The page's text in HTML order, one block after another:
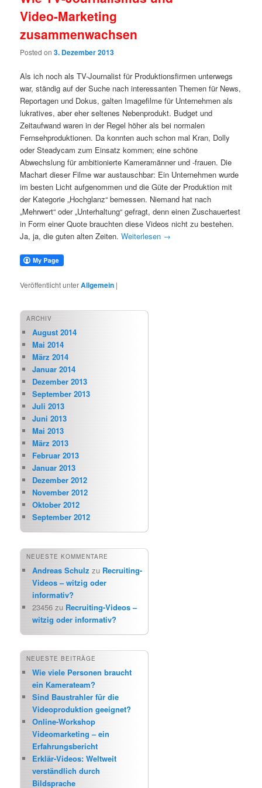
Video-Marketing
zusammenwachsen
Posted on3. Dezember 2013
Als ich noch als TV-Journalist für Produktionsfirmen unterwegs
war, ständig auf der Suche nach interessanten Themen für News,
Reportagen und Dokus, galten Imagefilme für Unternehmen als
lukratives, aber eher seltenes Nebenprodukt. Budget und
Zeitaufwand waren in der Regel höher als bei normalen
Fernsehproduktionen. Da konnten auch schon mal Kran, Dolly
oder Steadycam zum Einsatz kommen; eine schöne
Abwechslung für ambitionierte Kameramänner und -frauen. Die
Machart dieser Filme war austauschbar: Ein Unternehmen wurde
im besten Licht aufgenommen und die Güte der Produktion mit
der Kategorie „Hochglanz“ bemessen. Niemand hat nach
„Mehrwert“ oder „Unterhaltung“ gefragt, denn einen Zuschauertest
in Form einer Quote brauchten diese Videos nicht zu bestehen.
Ja, ja, die guten alten Zeiten.Weiterlesen →
Veröffentlicht unterAllgemein |
ARCHIV
August 2014
Mai 2014
März 2014
Januar 2014
Dezember 2013
September 2013
Juli 2013
Juni 2013
Mai 2013
März 2013
Februar 2013
Januar 2013
Dezember 2012
November 2012
Oktober 2012
September 2012
NEUESTE KOMMENTARE
Andreas Schulz zu Recruiting-
Videos – witzig oder
informativ?
23456 zu Recruiting-Videos –
witzig oder informativ?
NEUESTE BEITRÄGE
Wie viele Personen braucht
ein Kamerateam?
Sind Baustrahler für die
Videoproduktion geeignet?
Online-Workshop
Videomarketing – ein
Erfahrungsbericht
Erklär-Videos: Weltweit
verständlich durch
Bildsprache